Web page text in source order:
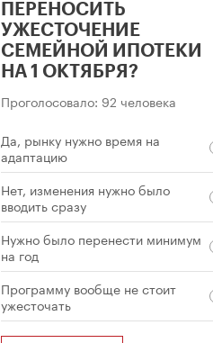
ПЕРЕНОСИТЬ
УЖЕСТОЧЕНИЕ
СЕМЕЙНОЙ ИПОТЕКИ
НА 1 ОКТЯБРЯ?
Проголосовало: 92 человека
Да, рынку нужно время на
адаптацию
Нет, изменения нужно было
вводить сразу
Нужно было перенести минимум
на год
Программу вообще не стоит
ужесточать